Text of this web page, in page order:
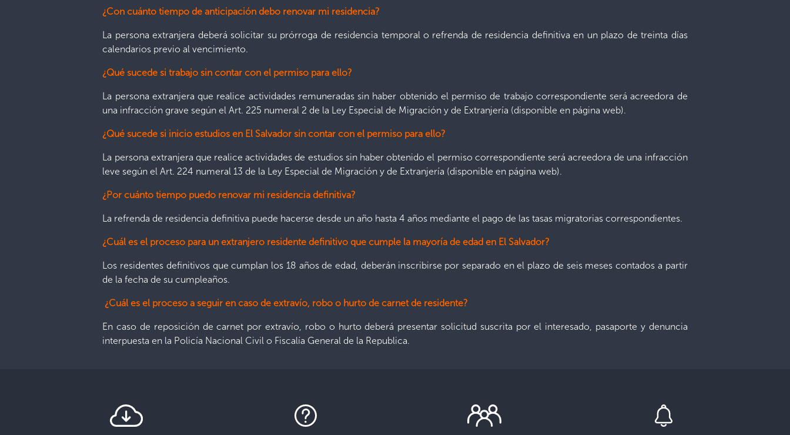
¿Con cuánto tiempo de anticipación debo renovar mi residencia?
La persona extranjera deberá solicitar su prórroga de residencia temporal o refrenda de residencia definitiva en un plazo de treinta días
calendarios previo al vencimiento.
¿Qué sucede si trabajo sin contar con el permiso para ello?
La persona extranjera que realice actividades remuneradas sin haber obtenido el permiso de trabajo correspondiente será acreedora de
una infracción grave según el Art. 225 numeral 2 de la Ley Especial de Migración y de Extranjería (disponible en página web).
¿Qué sucede si inicio estudios en El Salvador sin contar con el permiso para ello?
La persona extranjera que realice actividades de estudios sin haber obtenido el permiso correspondiente será acreedora de una infracción
leve según el Art. 224 numeral 13 de la Ley Especial de Migración y de Extranjería (disponible en página web).
¿Por cuánto tiempo puedo renovar mi residencia definitiva?
La refrenda de residencia definitiva puede hacerse desde un año hasta 4 años mediante el pago de las tasas migratorias correspondientes.
¿Cuál es el proceso para un extranjero residente definitivo que cumple la mayoría de edad en El Salvador?
Los residentes definitivos que cumplan los 18 años de edad, deberán inscribirse por separado en el plazo de seis meses contados a partir
de la fecha de su cumpleaños.
¿Cuál es el proceso a seguir en caso de extravío, robo o hurto de carnet de residente?
En caso de reposición de carnet por extravío, robo o hurto deberá presentar solicitud suscrita por el interesado, pasaporte y denuncia
interpuesta en la Policía Nacional Civil o Fiscalía General de la Republica.